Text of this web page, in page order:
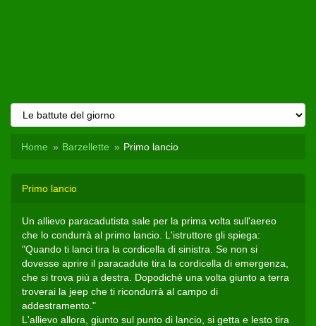
Home Barzellette Primo lancio
Primo lancio
Un allievo paracadutista sale per la prima volta sull'aereo
che lo condurrà al primo lancio. L'istruttore gli spiega:
"Quando ti lanci tira la cordicella di sinistra. Se non si
dovesse aprire il paracadute tira la cordicella di emergenza,
che si trova più a destra. Dopodichè una volta giunto a terra
troverai la jeep che ti ricondurrà al campo di
addestramento."
L'allievo allora, giunto sul punto di lancio, si getta e lesto tira